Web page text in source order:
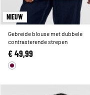
NIEUW
Gebreide blouse met dubbele
contrasterende strepen
€ 49,99